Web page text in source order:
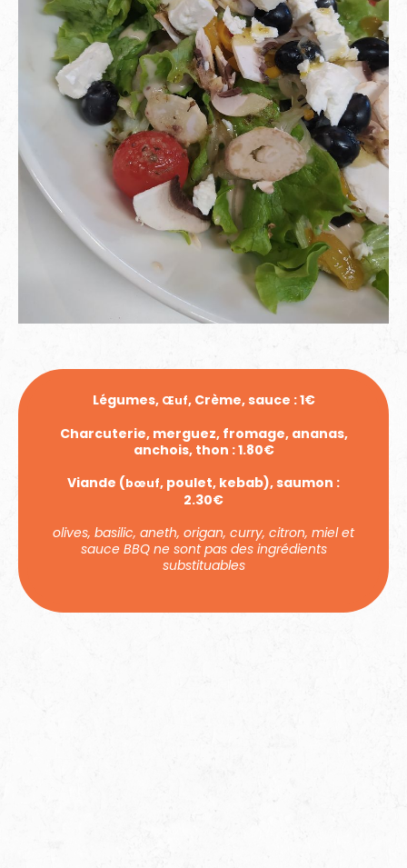
Légumes, Œuf, Crème, sauce : 1€
Charcuterie, merguez, fromage, ananas,
anchois, thon : 1.80€
Viande (bœuf, poulet, kebab), saumon :
2.30€
olives, basilic, aneth, origan, curry, citron, miel et
sauce BBQ ne sont pas des ingrédients
substituables